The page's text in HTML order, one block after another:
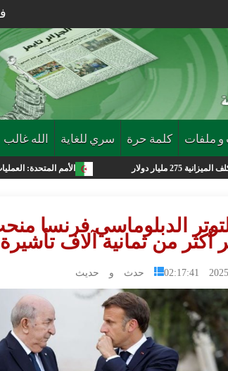
في 07
و ملفات كلمة حرة سري للغاية الله غالب
الأمم المتحدة: العمليات العسكرية
الدبلوماسي فرنسا
أكثر من ثمانية آلاف
2025- حدث و حديث